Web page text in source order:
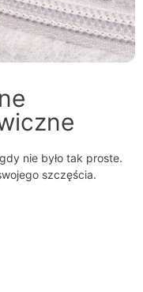
nie było tak proste.
szczęścia.